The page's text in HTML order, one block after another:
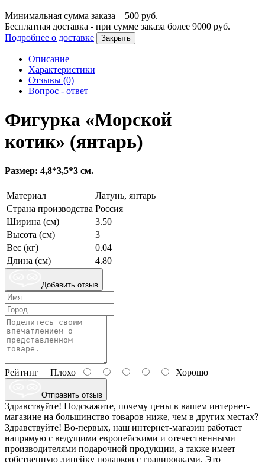
Минимальная сумма заказа – 500 руб.
Бесплатная доставка - при сумме заказа более 9000 руб.
Подробнее о доставке
Закрыть
Описание
Характеристики
Отзывы (0)
Вопрос - ответ
Фигурка «Морской
котик» (янтарь)
Размер: 4,8*3,5*3 см.
Материал
Латунь, янтарь
Страна производства Россия
Ширина (см)
3.50
Высота (см)
3
Вес (кг)
0.04
Длина (см)
4.80
Добавить отзыв
Рейтинг Плохо Хорошо
Отправить отзыв
Здравствуйте! Подскажите, почему цены в вашем интернет-
магазине на большинство товаров ниже, чем в других местах?
Здравствуйте! Во-первых, наш интернет-магазин работает
напрямую с ведущими европейскими и отечественными
производителями подарочной продукции, а также имеет
собственную линейку подарков с гравировками. Это